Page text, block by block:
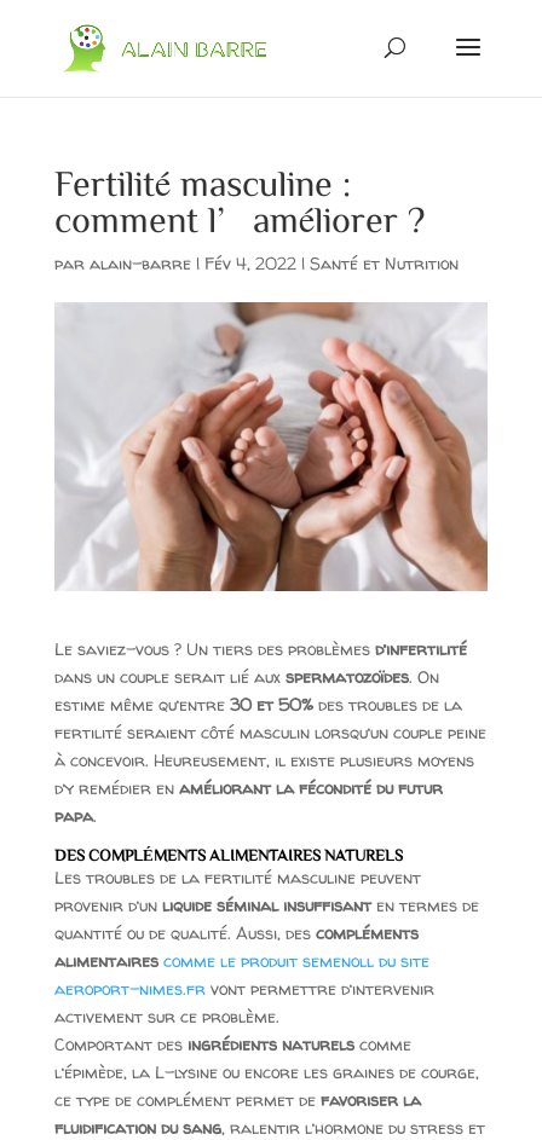
Fertilité masculine :
comment l’améliorer ?
par alain-barre| Fév 4, 2022| Santé et Nutrition
Le saviez-vous ? Un tiers des problèmes d’infertilité
dans un couple serait lié aux spermatozoïdes. On
estime même qu’entre 30 et 50% des troubles de la
fertilité seraient côté masculin lorsqu’un couple peine
à concevoir. Heureusement, il existe plusieurs moyens
d’y remédier enaméliorant la fécondité du futur
papa.
DES COMPLÉMENTS ALIMENTAIRES NATURELS
Les troubles de la fertilité masculine peuvent
provenir d’unliquide séminal insuffisanten termes de
quantité ou de qualité. Aussi, des compléments
alimentaires comme le produit semenoll du site
aeroport-nimes.frvont permettre d’intervenir
activement sur ce problème.
Comportant des ingrédients naturelscomme
l’épimède, la L-lysine ou encore les graines de courge,
ce type de complément permet de favoriser la
fluidification du sang, ralentir l’hormone du stress et